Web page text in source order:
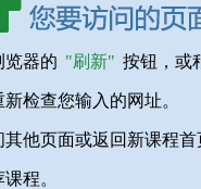
览器的 "刷新" 按钮，或
检查您输入的网址。
他页面或返回新课程首
程。